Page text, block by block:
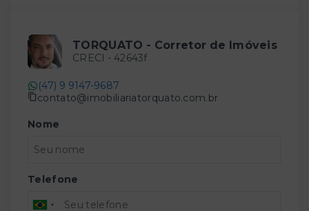
TORQUATO - Corretor de Imóveis
CRECI - 42643f
(47) 9 9147-9687
contato@imobiliariatorquato.com.br
Nome
Telefone